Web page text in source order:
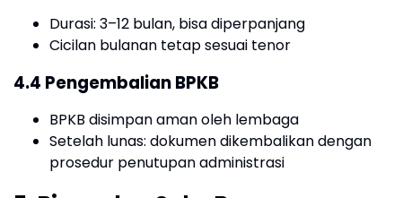
Durasi: 3–12 bulan, bisa diperpanjang
Cicilan bulanan tetap sesuai tenor
4.4 Pengembalian BPKB
BPKB disimpan aman oleh lembaga
Setelah lunas: dokumen dikembalikan dengan
prosedur penutupan administrasi